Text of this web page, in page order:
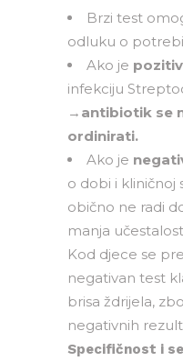
Brzi test
odluku o
Ako je
infekciju
→ antibiotik se
ordinirati.
Ako je
o dobi i kliničnoj
obično ne radi
manja
Kod djece se
negativan test
brisa ždrijela,
negativnih
Specifičnost i